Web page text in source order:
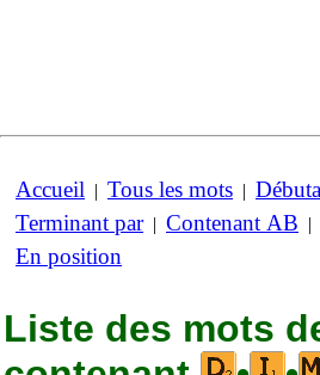
Accueil | Tous les mots |
Terminant par| Contenant AB |
En position
Liste des mots